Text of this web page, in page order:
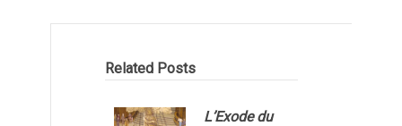
Related Posts
L’Exode du